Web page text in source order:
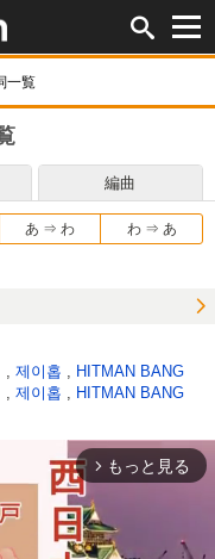
一覧
編曲
あ ⇒ わ わ ⇒ あ
제이홉
HITMAN BANG
제이홉 HITMAN BANG
arrow_forward_ios もっと見る